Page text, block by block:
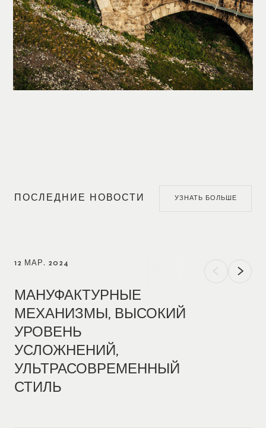
ПОСЛЕДНИЕ НОВОСТИ УЗНАТЬ БОЛЬШЕ
12 МАР. 2024
МАНУФАКТУРНЫЕ
МЕХАНИЗМЫ, ВЫСОКИЙ
УРОВЕНЬ
УСЛОЖНЕНИЙ,
УЛЬТРАСОВРЕМЕННЫЙ
СТИЛЬ